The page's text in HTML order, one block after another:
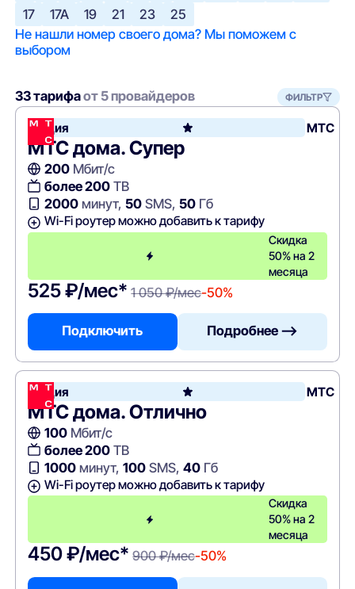
17
17А 19 21 23
25
Не нашли номер своего дома? Мы поможем с
выбором
33 тарифаот 5 провайдеров ФИЛЬТР
Акция МТС
МТС дома. Супер
200Мбит/с
более 200ТВ
2000минут, 50SMS, 50Гб
Wi-Fi роутер можно добавить к тарифу
Скидка
50% на 2
месяца
525 ₽/мес* 1 050 ₽/мес-50%
Подключить Подробнее —>
Акция МТС
МТС дома. Отлично
100Мбит/с
более 200ТВ
1000минут, 100SMS, 40Гб
Wi-Fi роутер можно добавить к тарифу
Скидка
50% на 2
месяца
450 ₽/мес* 900 ₽/мес-50%